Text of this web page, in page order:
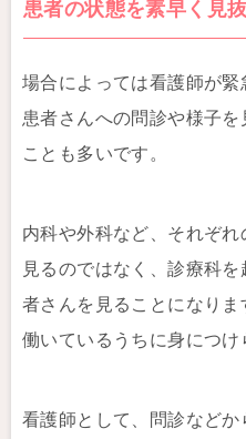
患者の状態を素早く見
場合によっては看護師が緊
患者さんへの問診や様子
ことも多いです。
内科や外科など、それぞ
見るのではなく、診療科
者さんを見ることになり
働いているうちに身につけ
看護師として、問診など